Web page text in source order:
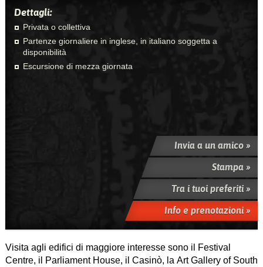
Dettagli:
Privata o collettiva
Partenze giornaliere in inglese, in italiano soggetta a
disponibilità
Escursione di mezza giornata
Invia a un amico »
Stampa »
Tra i tuoi preferiti »
Info e prenotazioni »
Visita agli edifici di maggiore interesse sono il Festival
Centre, il Parliament House, il Casinò, la Art Gallery of South